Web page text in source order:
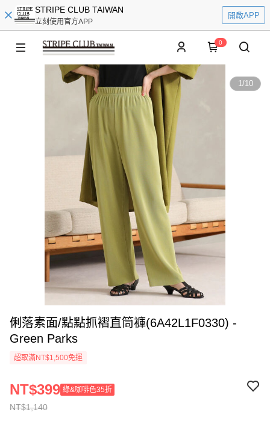
STRIPE CLUB TAIWAN
立刻使用官方APP
開啟APP
0
1/10
俐落素面/點點抓褶直筒褲(6A42L1F0330) -
Green Parks
超取滿NT$1,500免運
NT$1,140
NT$399 綠&咖啡色35折